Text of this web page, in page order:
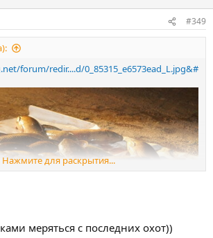
#349
forum/redir....d/0_85315_e6573ead_L.jpg&#
Нажмите для раскрытия...
меряться с последних охот))